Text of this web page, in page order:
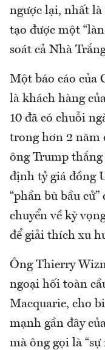
ngược lại, nhất
tạo được một
soát cả Nhà
Một báo cáo của
là khách hàng
10 đã có chuỗi
trong hơn 2 năm
ông Trump thắng
định tỷ giá đồng
“phần bù bầu
chuyển về kỳ
để giải thích xu
Ông Thierry
ngoại hối toàn
Macquarie, cho
mạnh gần đây
mà ông gọi là